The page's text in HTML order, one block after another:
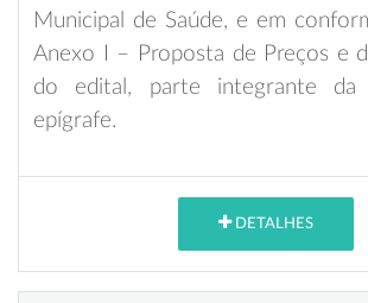
Municipal de Saúde, e em
Anexo I – Proposta de Preços e
do edital, parte integrante da
epígrafe.
DETALHES